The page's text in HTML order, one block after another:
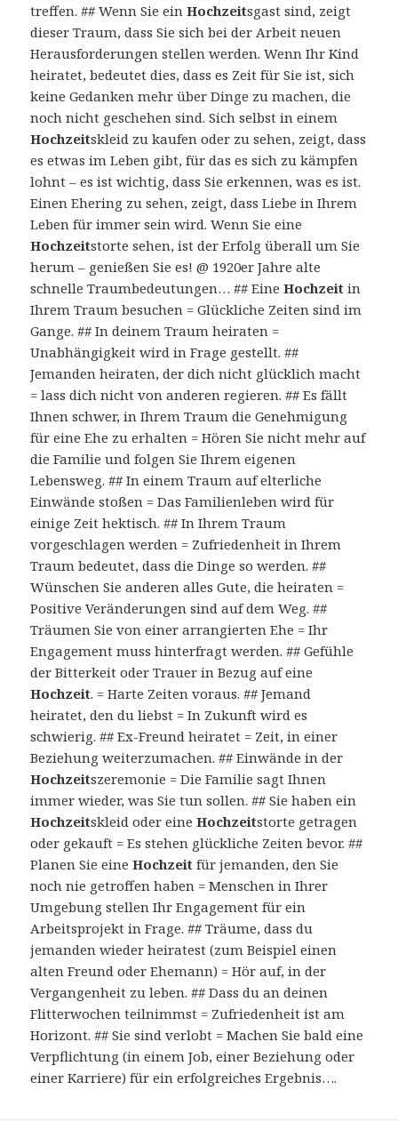
treffen. ## Wenn Sie einHochzeitsgast sind, zeigt
dieser Traum, dass Sie sich bei der Arbeit neuen
Herausforderungen stellen werden. Wenn Ihr Kind
heiratet, bedeutet dies, dass es Zeit für Sie ist, sich
keine Gedanken mehr über Dinge zu machen, die
noch nicht geschehen sind. Sich selbst in einem
Hochzeitskleid zu kaufen oder zu sehen, zeigt, dass
es etwas im Leben gibt, für das es sich zu kämpfen
lohnt – es ist wichtig, dass Sie erkennen, was es ist.
Einen Ehering zu sehen, zeigt, dass Liebe in Ihrem
Leben für immer sein wird. Wenn Sie eine
Hochzeitstorte sehen, ist der Erfolg überall um Sie
herum – genießen Sie es! @ 1920er Jahre alte
schnelle Traumbedeutungen… ## EineHochzeit in
Ihrem Traum besuchen = Glückliche Zeiten sind im
Gange. ## In deinem Traum heiraten =
Unabhängigkeit wird in Frage gestellt. ##
Jemanden heiraten, der dich nicht glücklich macht
= lass dich nicht von anderen regieren. ## Es fällt
Ihnen schwer, in Ihrem Traum die Genehmigung
für eine Ehe zu erhalten = Hören Sie nicht mehr auf
die Familie und folgen Sie Ihrem eigenen
Lebensweg. ## In einem Traum auf elterliche
Einwände stoßen = Das Familienleben wird für
einige Zeit hektisch. ## In Ihrem Traum
vorgeschlagen werden = Zufriedenheit in Ihrem
Traum bedeutet, dass die Dinge so werden. ##
Wünschen Sie anderen alles Gute, die heiraten =
Positive Veränderungen sind auf dem Weg. ##
Träumen Sie von einer arrangierten Ehe = Ihr
Engagement muss hinterfragt werden. ## Gefühle
der Bitterkeit oder Trauer in Bezug auf eine
Hochzeit. = Harte Zeiten voraus. ## Jemand
heiratet, den du liebst = In Zukunft wird es
schwierig. ## Ex-Freund heiratet = Zeit, in einer
Beziehung weiterzumachen. ## Einwände in der
Hochzeitszeremonie = Die Familie sagt Ihnen
immer wieder, was Sie tun sollen. ## Sie haben ein
Hochzeitskleid oder eineHochzeitstorte getragen
oder gekauft = Es stehen glückliche Zeiten bevor. ##
Planen Sie eineHochzeit für jemanden, den Sie
noch nie getroffen haben = Menschen in Ihrer
Umgebung stellen Ihr Engagement für ein
Arbeitsprojekt in Frage. ## Träume, dass du
jemanden wieder heiratest (zum Beispiel einen
alten Freund oder Ehemann) = Hör auf, in der
Vergangenheit zu leben. ## Dass du an deinen
Flitterwochen teilnimmst = Zufriedenheit ist am
Horizont. ## Sie sind verlobt = Machen Sie bald eine
Verpflichtung (in einem Job, einer Beziehung oder
einer Karriere) für ein erfolgreiches Ergebnis….